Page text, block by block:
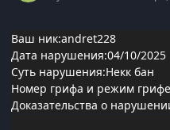
Ваш ник:andret228
Дата нарушения:04/10/2025
Суть нарушения:Некк бан
Номер грифа и режим
Доказательства о